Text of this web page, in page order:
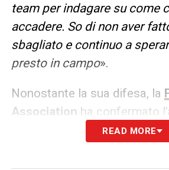
team per indagare su come
accadere. So di non aver
sbagliato e continuo a
presto in campo».
Nonostante la sua difesa, la
Association ha confermato
Mykhailo
READ MORE